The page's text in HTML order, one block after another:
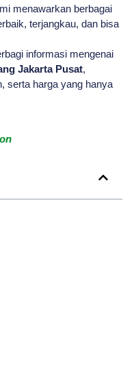
menawarkan berbagai
terjangkau, dan bisa
informasi mengenai
Jakarta Pusat,
serta harga yang hanya